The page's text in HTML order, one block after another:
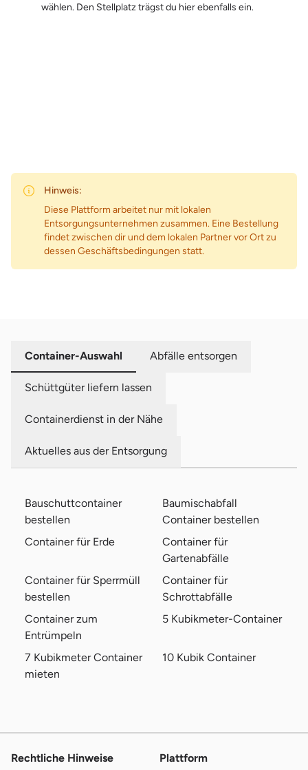
wählen. Den Stellplatz trägst du hier ebenfalls ein.
Hinweis:
Diese Plattform arbeitet nur mit lokalen
Entsorgungsunternehmen zusammen. Eine Bestellung
findet zwischen dir und dem lokalen Partner vor Ort zu
dessen Geschäftsbedingungen statt.
Container-Auswahl Abfälle entsorgen
Schüttgüter liefern lassen
Containerdienst in der Nähe
Aktuelles aus der Entsorgung
Bauschuttcontainer
bestellen
Baumischabfall
Container bestellen
Container für Erde
Container für
Gartenabfälle
Container für Sperrmüll
bestellen
Container für
Schrottabfälle
Container zum
Entrümpeln
5 Kubikmeter-Container
7 Kubikmeter Container
mieten
10 Kubik Container
Rechtliche Hinweise Plattform